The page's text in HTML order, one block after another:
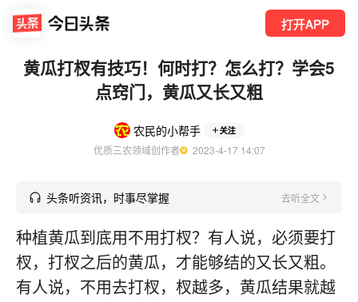
打开APP
黄瓜打杈有技巧！何时打？怎么打？学会5
点窍门，黄瓜又长又粗
农民的小帮手 关注
优质三农领域创作者
  2023-4-17 14:07
头条听资讯，时事尽掌握 去听全文
种植黄瓜到底用不用打杈？有人说，必须要打
杈，打杈之后的黄瓜，才能够结的又长又粗。
有人说，不用去打杈，杈越多，黄瓜结果就越